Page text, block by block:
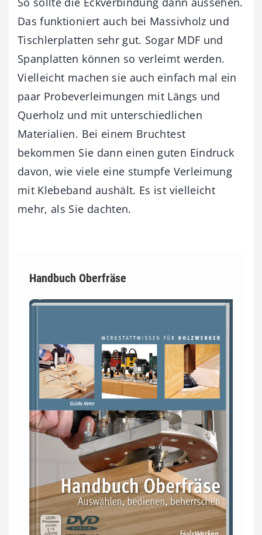
Das funktioniert auch bei Massivholz und
Tischlerplatten sehr gut. Sogar MDF und
Spanplatten können so verleimt werden.
Vielleicht machen sie auch einfach mal ein
paar Probeverleimungen mit Längs und
Querholz und mit unterschiedlichen
Materialien. Bei einem Bruchtest
bekommen Sie dann einen guten Eindruck
davon, wie viele eine stumpfe Verleimung
mit Klebeband aushält. Es ist vielleicht
mehr, als Sie dachten.
Handbuch Oberfräse